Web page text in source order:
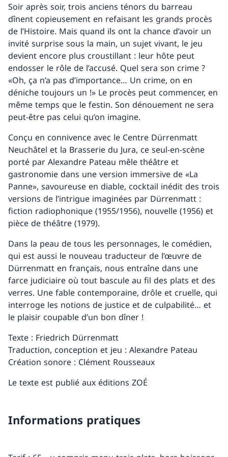
Soir après soir, trois anciens ténors du barreau
dînent copieusement en refaisant les grands procès
de l’Histoire. Mais quand ils ont la chance d’avoir un
invité surprise sous la main, un sujet vivant, le jeu
devient encore plus croustillant : leur hôte peut
endosser le rôle de l’accusé. Quel sera son crime ?
«Oh, ça n’a pas d’importance… Un crime, on en
déniche toujours un !» Le procès peut commencer, en
même temps que le festin. Son dénouement ne sera
peut-être pas celui qu’on imagine.
Conçu en connivence avec le Centre Dürrenmatt
Neuchâtel et la Brasserie du Jura, ce seul-en-scène
porté par Alexandre Pateau mêle théâtre et
gastronomie dans une version immersive de «La
Panne», savoureuse en diable, cocktail inédit des trois
versions de l’intrigue imaginées par Dürrenmatt :
fiction radiophonique (1955/1956), nouvelle (1956) et
pièce de théâtre (1979).
Dans la peau de tous les personnages, le comédien,
qui est aussi le nouveau traducteur de l’œuvre de
Dürrenmatt en français, nous entraîne dans une
farce judiciaire où tout bascule au fil des plats et des
verres. Une fable contemporaine, drôle et cruelle, qui
interroge les notions de justice et de culpabilité… et
le plaisir coupable d’un bon dîner !
Texte : Friedrich Dürrenmatt
Traduction, conception et jeu : Alexandre Pateau
Création sonore : Clément Rousseaux
Le texte est publié aux éditions ZOÉ
Informations pratiques